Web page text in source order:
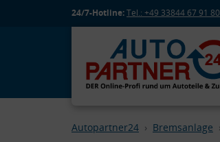
24/7-Hotline:Tel.: +49 33844 67 91 80
Autopartner24 Bremsanlage